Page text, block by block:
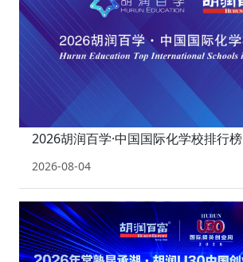
2026胡润百学·中国国际化学校排行榜
2026-08-04